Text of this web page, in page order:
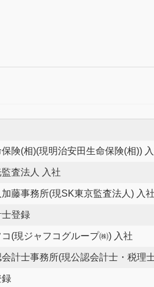
険(相)(現明治安田生命保険(相))
査法人 入社
藤事務所(現SK東京監査法人) 入社
登録
(現ジャフコグループ㈱) 入社
計士事務所(現公認会計士・税理
録